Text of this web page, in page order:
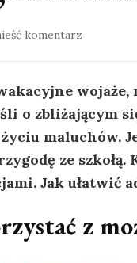
komentarz
o zbliżającym
maluchów.
ze
Jak ułatwić
z